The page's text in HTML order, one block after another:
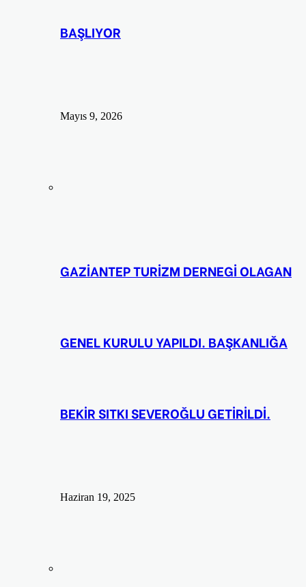
BAŞLIYOR
Mayıs 9, 2026
GAZİANTEP TURİZM DERNEGİ OLAGAN
GENEL KURULU YAPILDI. BAŞKANLIĞA
BEKİR SITKI SEVEROĞLU GETİRİLDİ.
Haziran 19, 2025